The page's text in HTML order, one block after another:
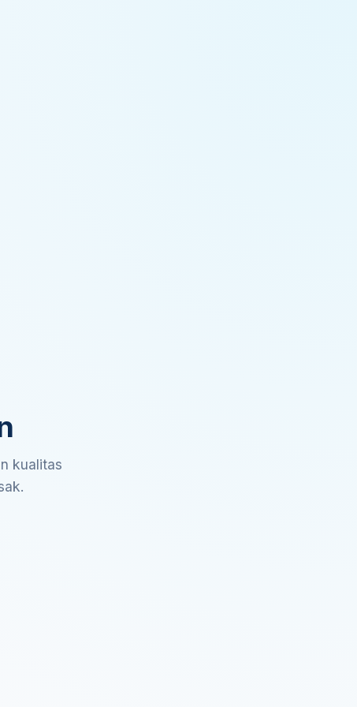
kualitas